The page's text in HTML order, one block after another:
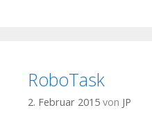
RoboTask
2. Februar 2015 von JP